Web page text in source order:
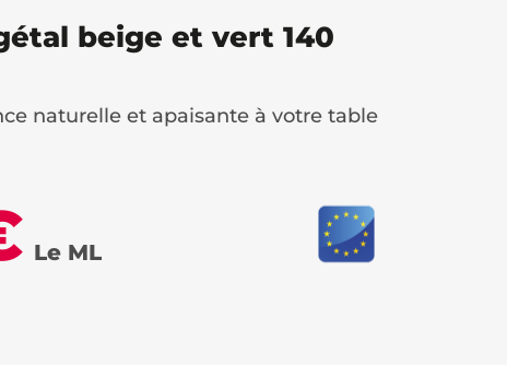
beige et vert 140
naturelle et apaisante à votre table
Le ML